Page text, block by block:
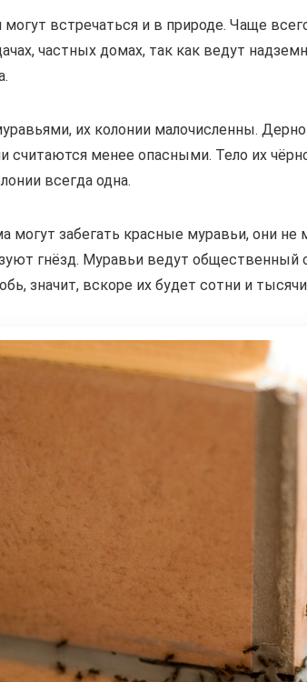
могут встречаться и в природе. Чаще
частных домах, так как ведут
их колонии малочисленны.
считаются менее опасными. Тело их
всегда одна.
могут забегать красные муравьи, они
гнёзд. Муравьи ведут общественный
значит, вскоре их будет сотни и